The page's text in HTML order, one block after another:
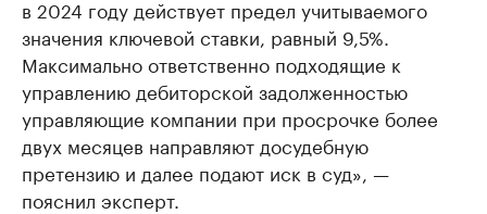
в 2024 году действует предел учитываемого
значения ключевой ставки, равный 9,5%.
Максимально ответственно подходящие к
управлению дебиторской задолженностью
управляющие компании при просрочке более
двух месяцев направляют досудебную
претензию и далее подают иск в суд», —
пояснил эксперт.